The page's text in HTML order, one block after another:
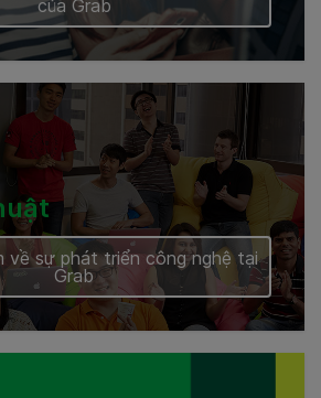
của Grab
về sự phát triển công nghệ tại
Grab